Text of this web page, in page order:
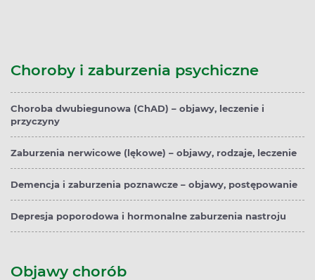
Choroby i zaburzenia psychiczne
Choroba dwubiegunowa (ChAD) – objawy, leczenie i
przyczyny
Zaburzenia nerwicowe (lękowe) – objawy, rodzaje, leczenie
Demencja i zaburzenia poznawcze – objawy, postępowanie
Depresja poporodowa i hormonalne zaburzenia nastroju
Objawy chorób